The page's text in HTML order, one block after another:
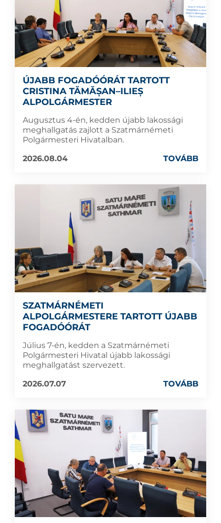
ÚJABB FOGADÓÓRÁT TARTOTT
CRISTINA TĂMĂȘAN–ILIEȘ
ALPOLGÁRMESTER
Augusztus 4-én, kedden újabb lakossági
meghallgatás zajlott a Szatmárnémeti
Polgármesteri Hivatalban.
2026.08.04
TOVÁBB
SZATMÁRNÉMETI
ALPOLGÁRMESTERE TARTOTT ÚJABB
FOGADÓÓRÁT
Július 7-én, kedden a Szatmárnémeti
Polgármesteri Hivatal újabb lakossági
meghallgatást szervezett.
2026.07.07
TOVÁBB